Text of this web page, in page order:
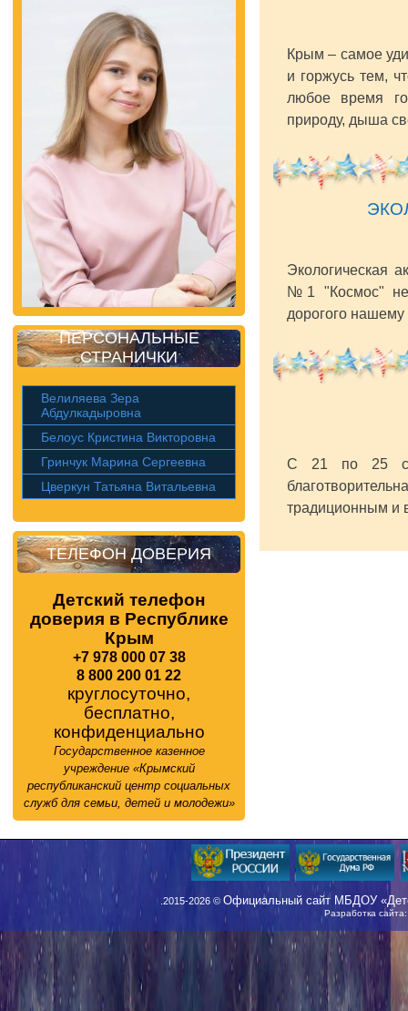
ПЕРСОНАЛЬНЫЕ
СТРАНИЧКИ
Велиляева Зера
Абдулкадыровна
Белоус Кристина Викторовна
Гринчук Марина Сергеевна
Цверкун Татьяна Витальевна
ТЕЛЕФОН ДОВЕРИЯ
Детский телефон
доверия в Республике
Крым
+7 978 000 07 38
8 800 200 01 22
круглосуточно,
бесплатно,
конфиденциально
Государственное казенное
учреждение «Крымский
республиканский центр социальных
служб для семьи, детей и молодежи»
Крым – самое
и горжусь тем,
любое время
природу, дыша
Экологическая
№1 "Космос" не
дорогого нашему
С 21 по 25
традиционным и
.2015-2026 © Официальный сайт МБДОУ
Разработка